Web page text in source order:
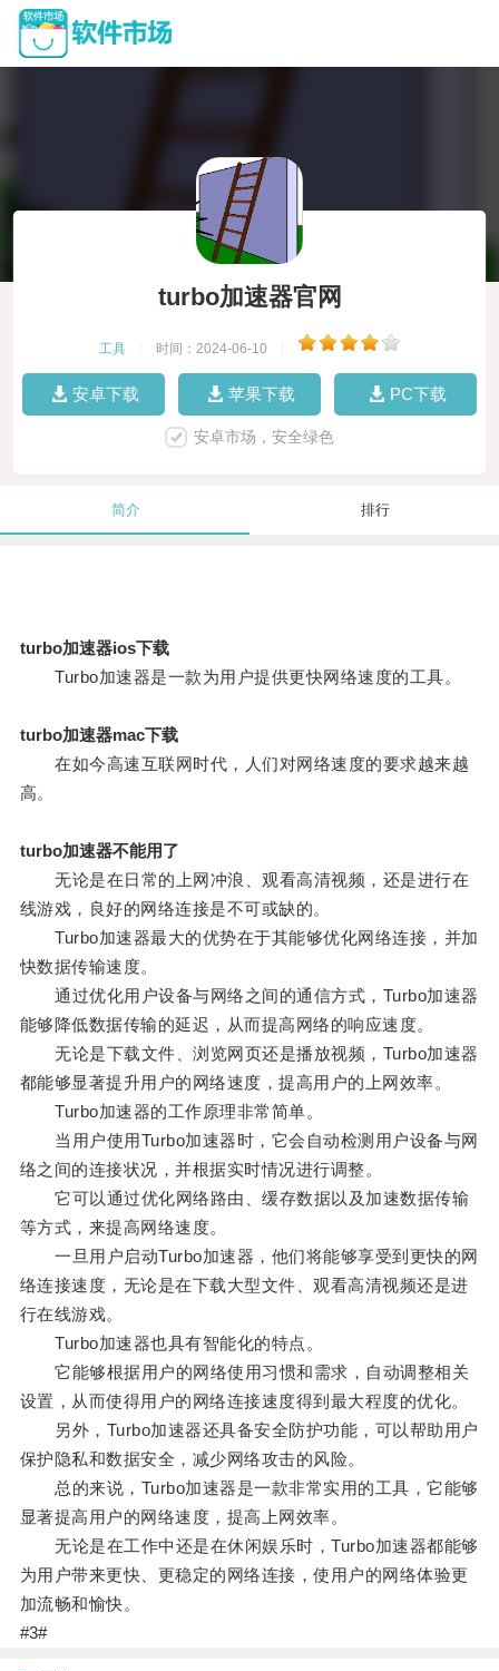
turbo加速器官网
工具 时间：2024-06-10
安卓下载 苹果下载 PC下载
安卓市场，安全绿色
简介 排行
turbo加速器ios下载
Turbo加速器是一款为用户提供更快网络速度的工具。
turbo加速器mac下载
在如今高速互联网时代，人们对网络速度的要求越来越
高。
turbo加速器不能用了
无论是在日常的上网冲浪、观看高清视频，还是进行在
线游戏，良好的网络连接是不可或缺的。
Turbo加速器最大的优势在于其能够优化网络连接，并加
快数据传输速度。
通过优化用户设备与网络之间的通信方式，Turbo加速器
能够降低数据传输的延迟，从而提高网络的响应速度。
无论是下载文件、浏览网页还是播放视频，Turbo加速器
都能够显著提升用户的网络速度，提高用户的上网效率。
Turbo加速器的工作原理非常简单。
当用户使用Turbo加速器时，它会自动检测用户设备与网
络之间的连接状况，并根据实时情况进行调整。
它可以通过优化网络路由、缓存数据以及加速数据传输
等方式，来提高网络速度。
一旦用户启动Turbo加速器，他们将能够享受到更快的网
络连接速度，无论是在下载大型文件、观看高清视频还是进
行在线游戏。
Turbo加速器也具有智能化的特点。
它能够根据用户的网络使用习惯和需求，自动调整相关
设置，从而使得用户的网络连接速度得到最大程度的优化。
另外，Turbo加速器还具备安全防护功能，可以帮助用户
保护隐私和数据安全，减少网络攻击的风险。
总的来说，Turbo加速器是一款非常实用的工具，它能够
显著提高用户的网络速度，提高上网效率。
无论是在工作中还是在休闲娱乐时，Turbo加速器都能够
为用户带来更快、更稳定的网络连接，使用户的网络体验更
加流畅和愉快。
#3#